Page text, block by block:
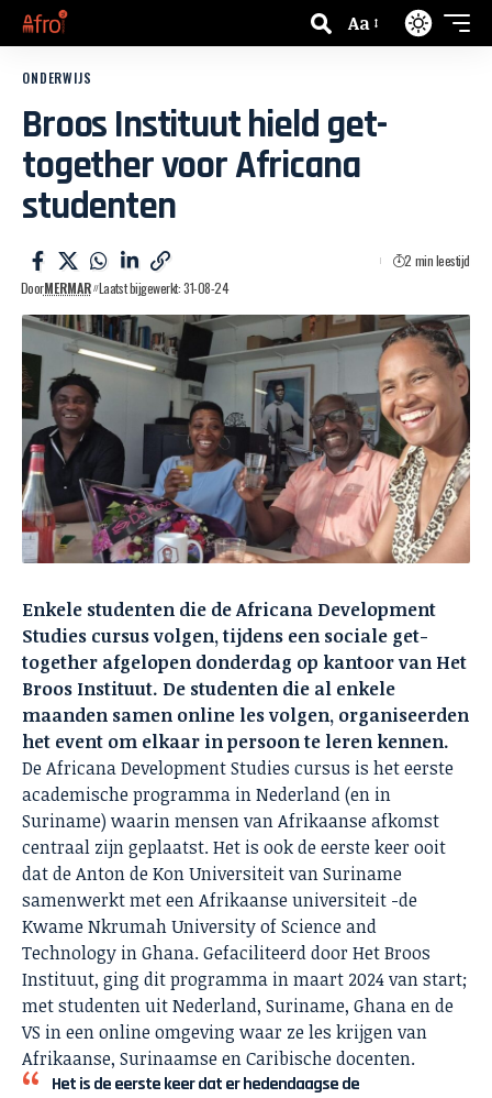
Aa
ONDERWIJS
Broos Instituut hield get-
together voor Africana
studenten
DoorMERMAR Laatst bijgewerkt: 31-08-24
2 min leestijd
Enkele studenten die de Africana Development
Studies cursus volgen, tijdens een sociale get-
together afgelopen donderdag op kantoor van Het
Broos Instituut. De studenten die al enkele
maanden samen online les volgen, organiseerden
het event om elkaar in persoon te leren kennen.
De Africana Development Studies cursus is het eerste
academische programma in Nederland (en in
Suriname) waarin mensen van Afrikaanse afkomst
centraal zijn geplaatst. Het is ook de eerste keer ooit
dat de Anton de Kon Universiteit van Suriname
samenwerkt met een Afrikaanse universiteit -de
Kwame Nkrumah University of Science and
Technology in Ghana. Gefaciliteerd door Het Broos
Instituut, ging dit programma in maart 2024 van start;
met studenten uit Nederland, Suriname, Ghana en de
VS in een online omgeving waar ze les krijgen van
Afrikaanse, Surinaamse en Caribische docenten.
Het is de eerste keer dat er hedendaagse de